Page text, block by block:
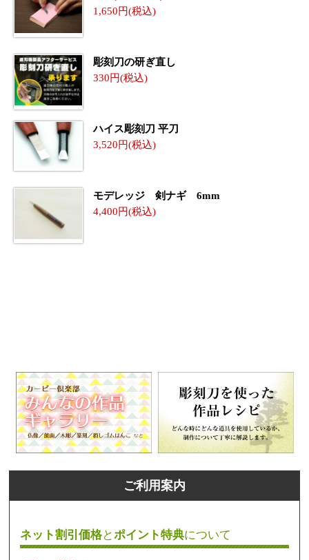
1,650
彫刻刀の研ぎ直し
330
ハイス彫刻刀 平刀
3,520
モデレッジ 剣ナギ 6mm
4,400
ご利用案内
ネット割引価格とポイント特典について